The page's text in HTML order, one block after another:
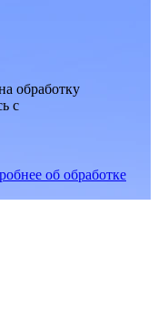
обработку
c
об обработке